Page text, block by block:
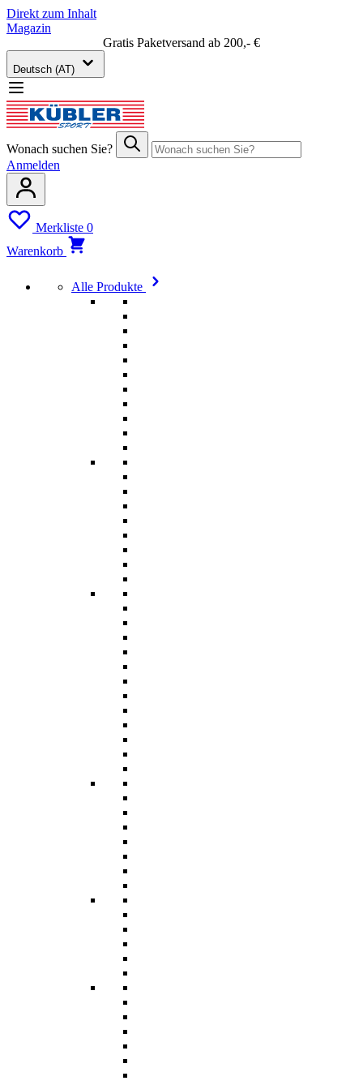
Direkt zum Inhalt
Magazin
Gratis Paketversand ab 200,- €
Deutsch (AT)
Wonach suchen Sie?
Anmelden
Merkliste 0
Warenkorb
Alle Produkte